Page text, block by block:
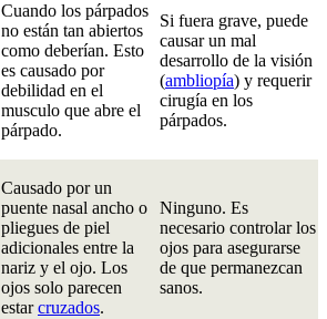
Cuando los párpados
no están tan abiertos
como deberían. Esto
es causado por
debilidad en el
musculo que abre el
párpado.
Si fuera grave, puede
causar un mal
desarrollo de la visión
(ambliopía) y requerir
cirugía en los
párpados.
Causado por un
puente nasal ancho o
pliegues de piel
adicionales entre la
nariz y el ojo. Los
ojos solo parecen
estarcruzados.
Ninguno. Es
necesario controlar los
ojos para asegurarse
de que permanezcan
sanos.